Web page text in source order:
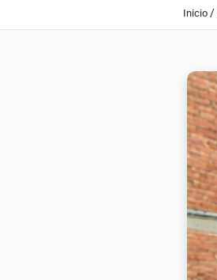
Inicio /